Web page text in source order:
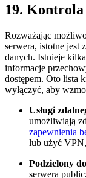
19.‌ Kontrola
Rozważając
serwera, istotne⁢ jest⁣
‌danych. Istnieje
informacje
dostępem. Oto⁤ lista
wyłączyć, ‌aby⁣
Usługi
umożliwiają
zapewnienia
lub użyć
Podzielony
serwera